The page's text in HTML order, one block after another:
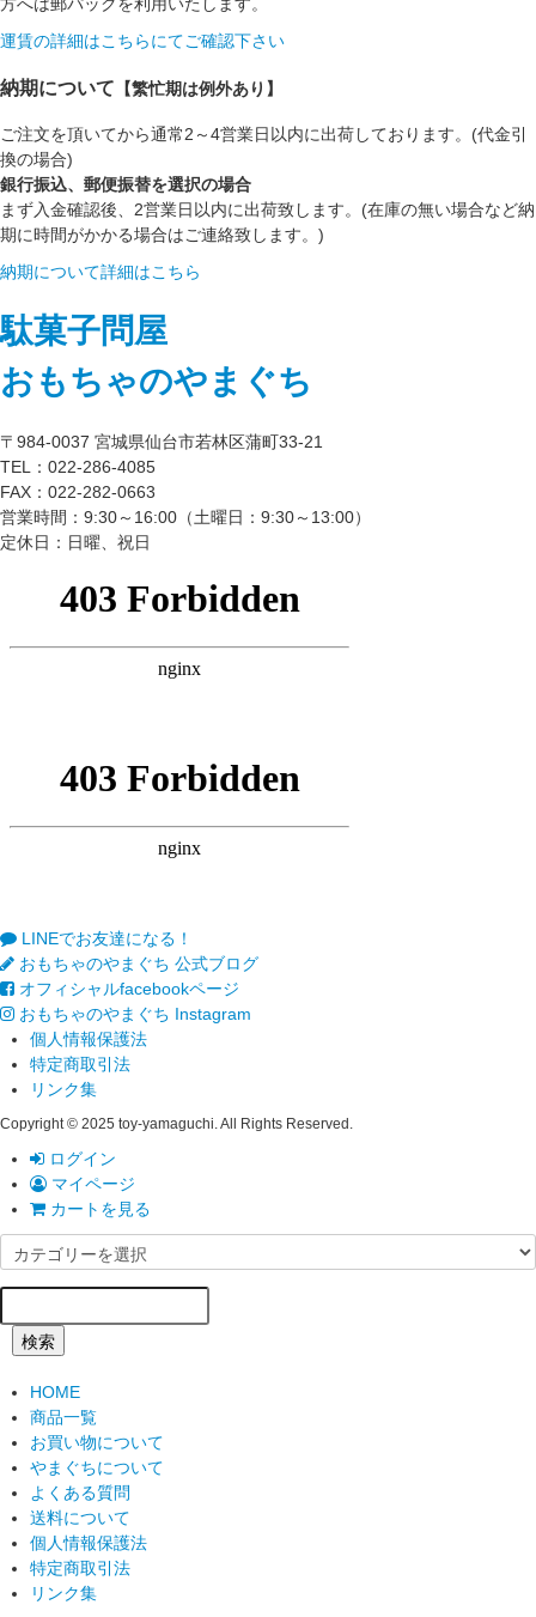
運賃の詳細はこちらにてご確認下さい
納期について 【繁忙期は例外あり】
ご注文を頂いてから通常2～4営業日以内に出荷しております。(代金引
換の場合)
銀行振込、郵便振替を選択の場合
まず入金確認後、2営業日以内に出荷致します。(在庫の無い場合など納
期に時間がかかる場合はご連絡致します。)
納期について詳細はこちら
駄菓子問屋
おもちゃのやまぐち
〒984-0037 宮城県仙台市若林区蒲町33-21
TEL：022-286-4085
FAX：022-282-0663
営業時間：9:30～16:00（土曜日：9:30～13:00）
定休日：日曜、祝日
LINEでお友達になる！
おもちゃのやまぐち 公式ブログ
オフィシャルfacebookページ
おもちゃのやまぐち Instagram
個人情報保護法
特定商取引法
リンク集
Copyright © 2025 toy-yamaguchi. All Rights Reserved.
ログイン
マイページ
カートを見る
検索
HOME
商品一覧
お買い物について
やまぐちについて
よくある質問
送料について
個人情報保護法
特定商取引法
リンク集